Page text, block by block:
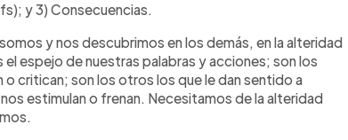
y 3) Consecuencias.
y nos descubrimos en los demás, en la alteridad
el espejo de nuestras palabras y acciones; son los
critican; son los otros los que le dan sentido a
estimulan o frenan. Necesitamos de la alteridad